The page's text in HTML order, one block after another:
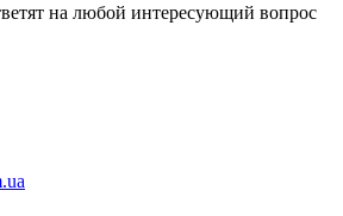
на любой интересующий вопрос